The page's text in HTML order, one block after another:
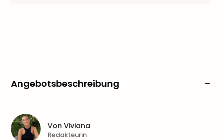
Angebotsbeschreibung
Von Viviana
Redakteurin